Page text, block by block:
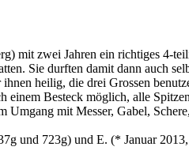
mit zwei Jahren ein richtiges 4-
Sie durften damit dann auch
heilig, die drei Grossen
einem Besteck möglich, alle
Umgang mit Messer, Gabel,
und 723g) und E. (* Januar